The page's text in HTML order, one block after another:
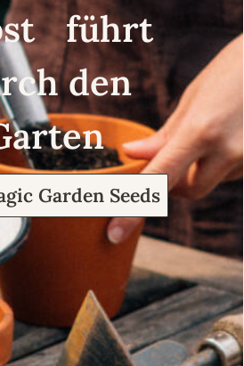
führt
den
Garden Seeds